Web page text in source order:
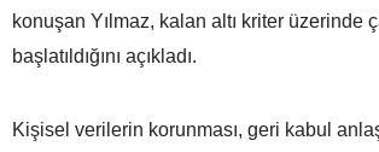
konuşan Yılmaz, kalan altı kriter üzerinde
başlatıldığını açıkladı.
Kişisel verilerin korunması, geri kabul